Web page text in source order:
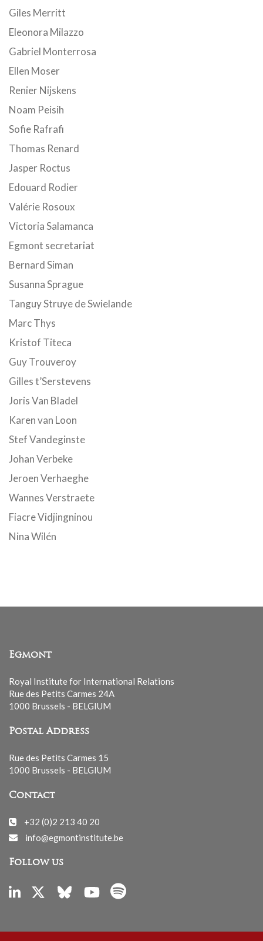
Giles Merritt
Eleonora Milazzo
Gabriel Monterrosa
Ellen Moser
Renier Nijskens
Noam Peisih
Sofie Rafrafi
Thomas Renard
Jasper Roctus
Edouard Rodier
Valérie Rosoux
Victoria Salamanca
Egmont secretariat
Bernard Siman
Susanna Sprague
Tanguy Struye de Swielande
Marc Thys
Kristof Titeca
Guy Trouveroy
Gilles t’Serstevens
Joris Van Bladel
Karen van Loon
Stef Vandeginste
Johan Verbeke
Jeroen Verhaeghe
Wannes Verstraete
Fiacre Vidjingninou
Nina Wilén
Egmont
Royal Institute for International Relations
Rue des Petits Carmes 24A
1000 Brussels - BELGIUM
Postal Address
Rue des Petits Carmes 15
1000 Brussels - BELGIUM
Contact
+32 (0)2 213 40 20
info@egmontinstitute.be
Follow us